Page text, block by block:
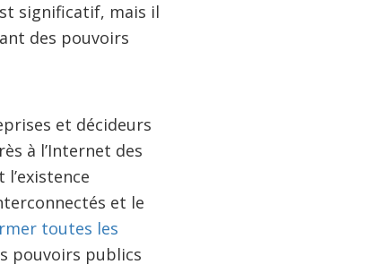
significatif, mais il
des pouvoirs
et décideurs
à l’Internet des
et le
toutes les
pouvoirs publics